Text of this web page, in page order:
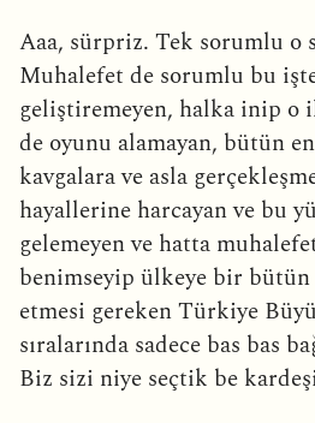
Aaa, sürpriz. Tek sorumlu o
Muhalefet de sorumlu bu
geliştiremeyen, halka inip
de oyunu alamayan, bütün
kavgalara ve asla
hayallerine harcayan ve bu
gelemeyen ve hatta
benimseyip ülkeye bir
etmesi gereken Türkiye
sıralarında sadece bas bas
Biz sizi niye seçtik be